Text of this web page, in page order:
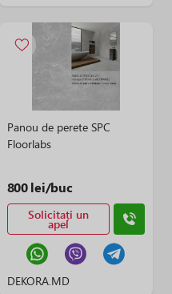
Panou de perete SPC
Floorlabs
800 lei/buc
Solicitați un
apel
DEKORA.MD